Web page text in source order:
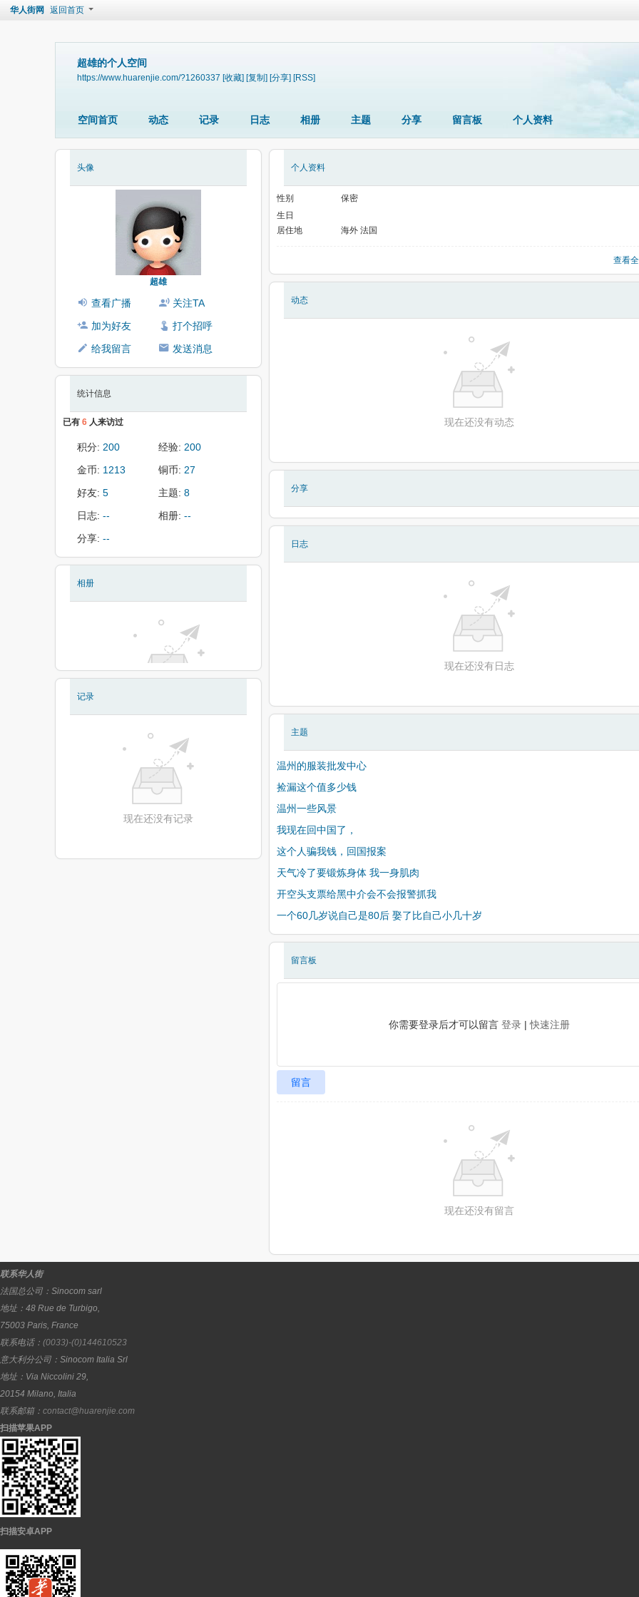
华人街网 返回首页
超雄的个人空间
https://www.huarenjie.com/?1260337 [收藏] [复制] [分享] [RSS]
空间首页 动态 记录 日志 相册 主题 分享 留言板 个人资料
头像
超雄
查看广播
关注TA
加为好友
打个招呼
给我留言
发送消息
统计信息
已有 6 人来访过
积分: 200 经验: 200
金币: 1213 铜币: 27
好友: 5 主题: 8
日志: -- 相册: --
分享: --
相册
记录
现在还没有记录
个人资料
性别
保密
生日
居住地
海外 法国
查看
动态
现在还没有动态
分享
日志
现在还没有日志
主题
温州的服装批发中心
捡漏这个值多少钱
温州一些风景
我现在回中国了，
这个人骗我钱，回国报案
天气冷了要锻炼身体 我一身肌肉
开空头支票给黑中介会不会报警抓我
一个60几岁说自己是80后 娶了比自己小几十岁
留言板
你需要登录后才可以留言 登录 |快速注册
留言
现在还没有留言
联系华人街
法国总公司： Sinocom sarl
地址： 48 Rue de Turbigo,
75003 Paris, France
联系电话： (0033)-(0)144610523
意大利分公司： Sinocom Italia Srl
地址： Via Niccolini 29,
20154 Milano, Italia
联系邮箱： contact@huarenjie.com
扫描苹果APP
扫描安卓APP